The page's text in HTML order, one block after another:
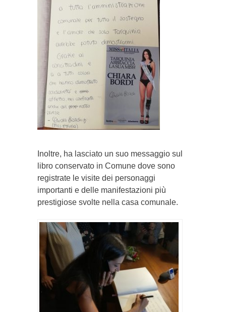
Inoltre, ha lasciato un suo messaggio sul
libro conservato in Comune dove sono
registrate le visite dei personaggi
importanti e delle manifestazioni più
prestigiose svolte nella casa comunale.